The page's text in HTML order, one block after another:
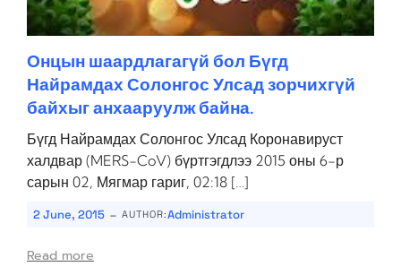
Онцын шаардлагагүй бол Бүгд
Найрамдах Солонгос Улсад зорчихгүй
байхыг анхааруулж байна.
Бүгд Найрамдах Солонгос Улсад Коронавируст
халдвар (MERS-CoV) бүртгэгдлээ 2015 оны 6-р
сарын 02, Мягмар гариг, 02:18 […]
2 June, 2015 - AUTHOR:Administrator
Read more